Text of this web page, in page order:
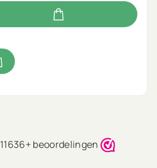
11636+ beoordelingen